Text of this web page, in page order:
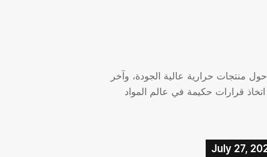
منتجات حرارية عالية الجودة، وآخر
قرارات حكيمة في عالم المواد
July 27,